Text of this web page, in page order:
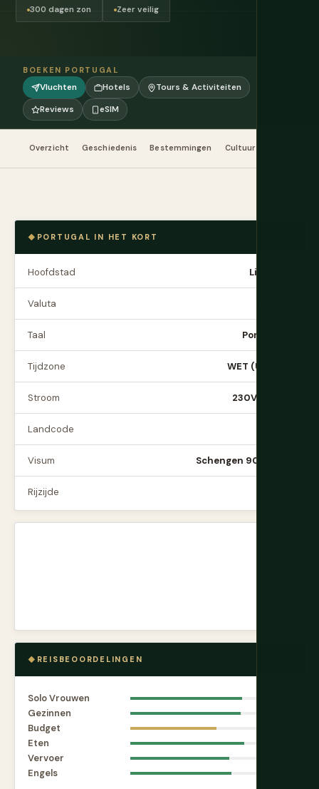
300 dagen zon Zeer veilig
BOEKEN PORTUGAL
Vluchten Hotels
Tours & Activiteiten
Reviews
eSIM
Overzicht Geschiedenis Bestemmingen Cultuur & Etiquette
PORTUGAL IN HET KORT
Hoofdstad Lissabon
Valuta
Taal Portugees
Tijdzone WET (UTC+0)
Stroom 230V, Type F
Landcode
Visum Schengen 90 dagen
Rijzijde
REISBEOORDELINGEN
Solo Vrouwen
Gezinnen
Budget
Eten
Vervoer
Engels